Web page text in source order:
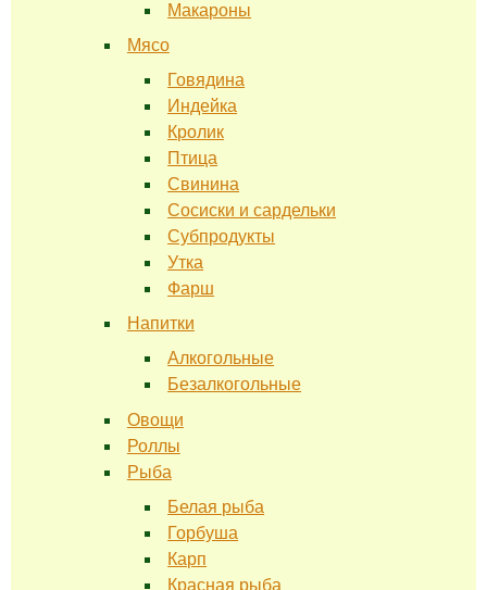
Макароны
Мясо
Говядина
Индейка
Кролик
Птица
Свинина
Сосиски и сардельки
Субпродукты
Утка
Фарш
Напитки
Алкогольные
Безалкогольные
Овощи
Роллы
Рыба
Белая рыба
Горбуша
Карп
Красная рыба